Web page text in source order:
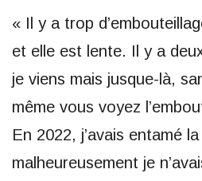
« Il y a trop
et elle est lente. Il y a
je viens mais jusque-là,
même vous voyez
En 2022, j’avais entamé
malheureusement je